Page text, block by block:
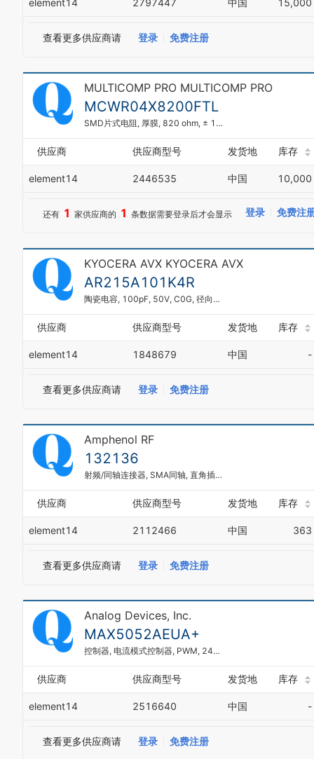
element14 2797447 中国 15,000
查看更多供应商请 登录 免费注册
MULTICOMP PRO MULTICOMP PRO
MCWR04X8200FTL
SMD片式电阻, 厚膜, 820 ohm, ± 1%, 62.5 mW, 0402 [1005公制], 厚膜, 通用
供应商 供应商型号 发货地 库存
element14 2446535 中国 10,000
还有 1 家供应商的 1 条数据需要登录后才会显示 登录 免费注
KYOCERA AVX KYOCERA AVX
AR215A101K4R
陶瓷电容, 100pF, 50V, C0G, 径向引线
供应商 供应商型号 发货地 库存
element14 1848679 中国 -
查看更多供应商请 登录 免费注册
Amphenol RF
132136
射频/同轴连接器, SMA同轴, 直角插座, 通孔安装 直角, 50 ohm, 铍铜
供应商 供应商型号 发货地 库存
element14 2112466 中国 363
查看更多供应商请 登录 免费注册
Analog Devices, Inc.
MAX5052AEUA+
控制器, 电流模式控制器, PWM, 24V-10.8V电源, 262 kHz, µMAX-8
供应商 供应商型号 发货地 库存
element14 2516640 中国 -
查看更多供应商请 登录 免费注册